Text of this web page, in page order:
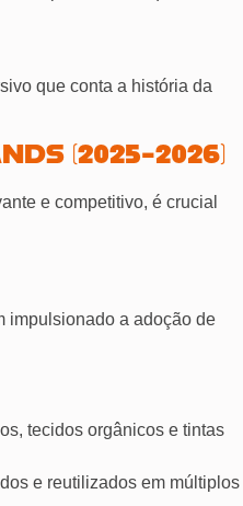
que conta a história da
(2025-2026)
e competitivo, é crucial
impulsionado a adoção de
tecidos orgânicos e tintas
e reutilizados em múltiplos